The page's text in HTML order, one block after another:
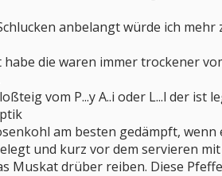
anbelangt würde ich
die waren immer trockener
vom P...y A..i oder L...l der
am besten gedämpft,
und kurz vor dem servieren
Muskat drüber reiben. Diese